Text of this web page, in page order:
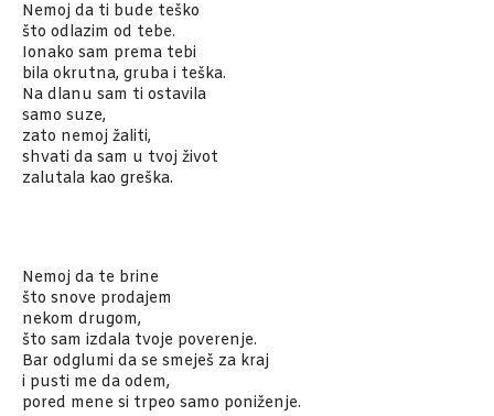
Nemoj da ti bude teško
što odlazim od tebe.
Ionako sam prema tebi
bila okrutna, gruba i teška.
Na dlanu sam ti ostavila
samo suze,
zato nemoj žaliti,
shvati da sam u tvoj život
zalutala kao greška.
Nemoj da te brine
što snove prodajem
nekom drugom,
što sam izdala tvoje poverenje.
Bar odglumi da se smeješ za kraj
i pusti me da odem,
pored mene si trpeo samo poniženje.